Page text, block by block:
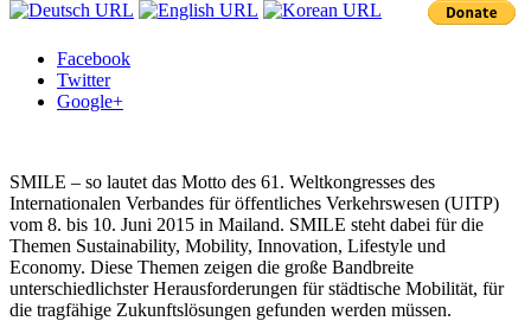
Facebook
Twitter
Google+
SMILE – so lautet das Motto des 61. Weltkongresses des
Internationalen Verbandes für öffentliches Verkehrswesen (UITP)
vom 8. bis 10. Juni 2015 in Mailand. SMILE steht dabei für die
Themen Sustainability, Mobility, Innovation, Lifestyle und
Economy. Diese Themen zeigen die große Bandbreite
unterschiedlichster Herausforderungen für städtische Mobilität, für
die tragfähige Zukunftslösungen gefunden werden müssen.